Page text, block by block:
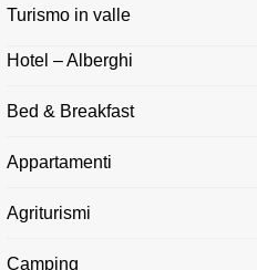
Turismo in valle
Hotel – Alberghi
Bed & Breakfast
Appartamenti
Agriturismi
Camping